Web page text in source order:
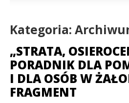
Kategoria:
„STRATA,
PORADNIK DLA
I DLA OSÓB W
FRAGMENT